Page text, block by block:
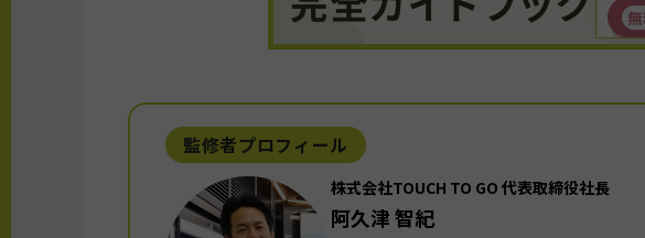
監修者プロフィール
株式会社TOUCH TO GO 代表取締役社長
阿久津 智紀